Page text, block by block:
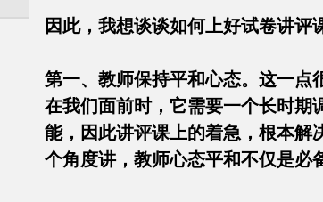
因此，我想谈谈如何上好试卷讲
第一、教师保持平和心态。这一点
在我们面前时，它需要一个长时期
能，因此讲评课上的着急，根本解
个角度讲，教师心态平和不仅是